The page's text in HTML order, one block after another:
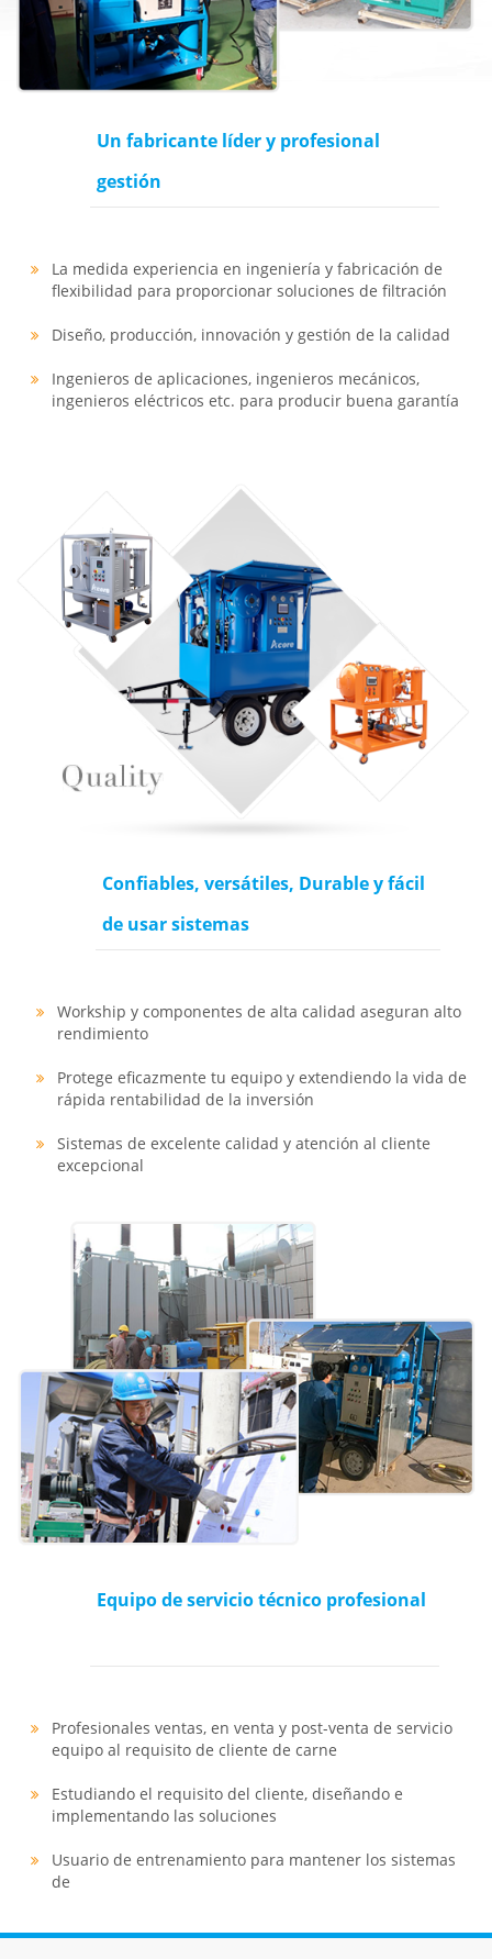
Un fabricante líder y profesional
gestión
La medida experiencia en ingeniería y fabricación de
flexibilidad para proporcionar soluciones de filtración
Diseño, producción, innovación y gestión de la calidad
Ingenieros de aplicaciones, ingenieros mecánicos,
ingenieros eléctricos etc. para producir buena garantía
Confiables, versátiles, Durable y fácil
de usar sistemas
Workship y componentes de alta calidad aseguran alto
rendimiento
Protege eficazmente tu equipo y extendiendo la vida de
rápida rentabilidad de la inversión
Sistemas de excelente calidad y atención al cliente
excepcional
Equipo de servicio técnico profesional
Profesionales ventas, en venta y post-venta de servicio
equipo al requisito de cliente de carne
Estudiando el requisito del cliente, diseñando e
implementando las soluciones
Usuario de entrenamiento para mantener los sistemas
de